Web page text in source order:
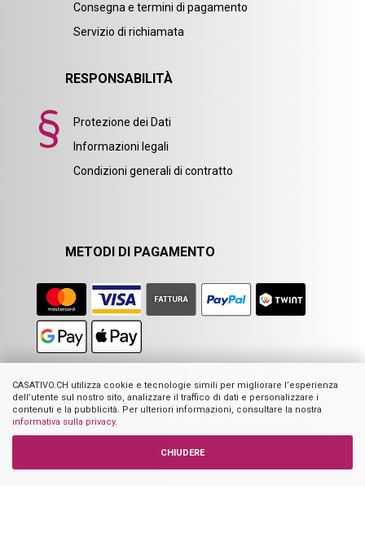
CASATIVO.CH utilizza cookie e tecnologie simili per migliorare l’esperienza
dell’utente sul nostro sito, analizzare il traffico di dati e personalizzare i
contenuti e la pubblicità. Per ulteriori informazioni, consultare la nostra
informativa sulla privacy.
CHIUDERE
Consegna e termini di pagamento
Servizio di richiamata
RESPONSABILITÀ
Protezione dei Dati
Informazioni legali
Condizioni generali di contratto
METODI DI PAGAMENTO
Prezzo precedente di Casativo
Somma dei prezzi individuali
4 Prezzo al dettaglio suggerito dal produttore
Non tutte le immagini del negozio online rappresentano necessariamente il
prodotto offerto. Servono per visualizzare la descrizione anche come esempio o
per poter orientarsi meglio. Questo vale soprattutto per le immagini con diversi